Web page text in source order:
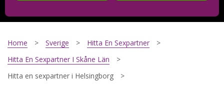
Steg2
Home Sverige
Hitta En Sexpartner
Hitta En Sexpartner I Skåne Län
Hitta en sexpartner i Helsingborg